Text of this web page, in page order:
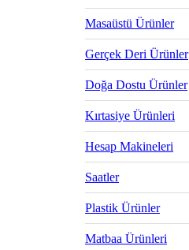
Masaüstü Ürünler
Gerçek Deri Ürünler
Doğa Dostu Ürünler
Kırtasiye Ürünleri
Hesap Makineleri
Saatler
Plastik Ürünler
Matbaa Ürünleri